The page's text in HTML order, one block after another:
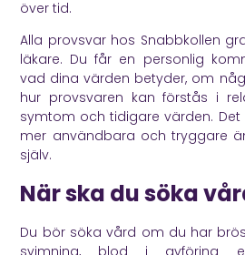
över tid.
Alla provsvar hos Snabbkollen
läkare. Du får en personlig
vad dina värden betyder, om
hur provsvaren kan förstås i
symtom och tidigare värden.
mer användbara och tryggare
själv.
När ska du söka
Du bör söka vård om du har
svimning, blod i avföring